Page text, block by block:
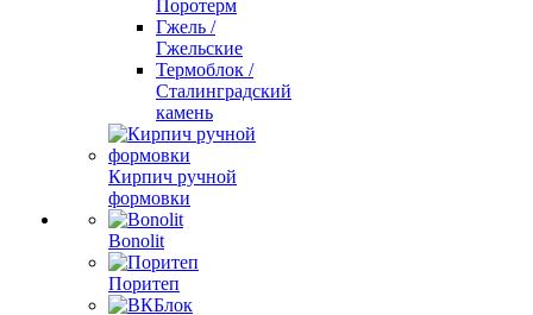
Поротерм
Гжель /
Гжельские
Термоблок /
Сталинградский
камень
Кирпич ручной
формовки
Bonolit
Поритеп